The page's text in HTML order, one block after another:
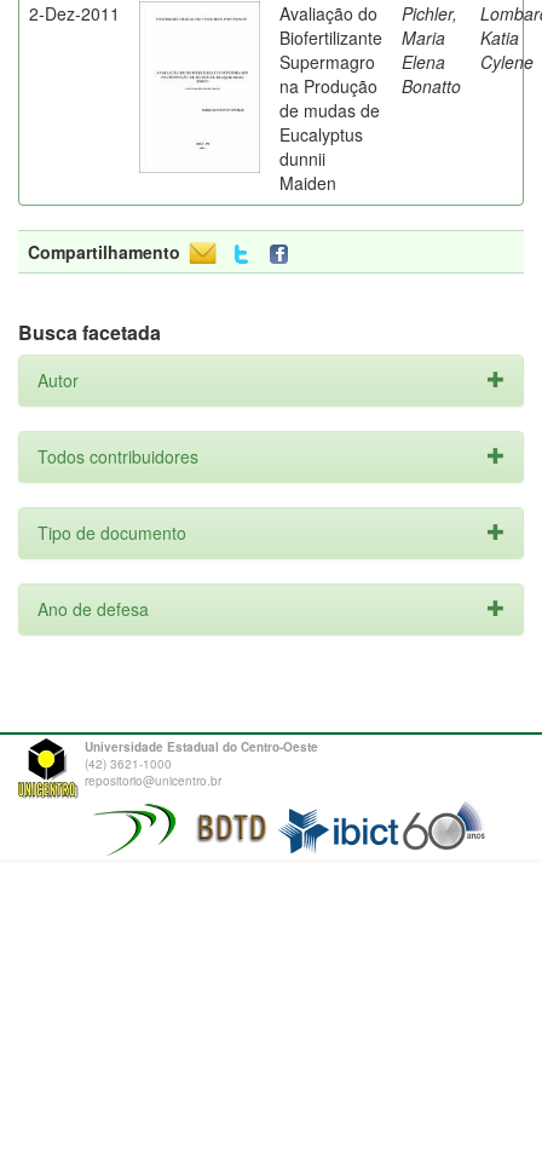
2-Dez-2011
Avaliação do
Biofertilizante
Supermagro
na Produção
de mudas de
Eucalyptus
dunnii
Maiden
Pichler,
Maria
Elena
Bonatto
Katia
Cylene
Compartilhamento
Busca facetada
Autor
Todos contribuidores
Tipo de documento
Ano de defesa
Universidade Estadual do Centro-Oeste
(42) 3621-1000
repositorio@unicentro.br